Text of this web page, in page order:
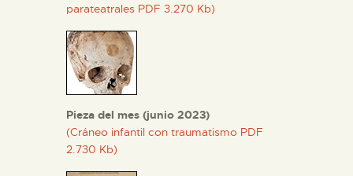
parateatrales PDF 3.270 Kb)
Pieza del mes (junio 2023)
(Cráneo infantil con traumatismo PDF
2.730 Kb)